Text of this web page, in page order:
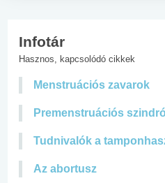
Infotár
Hasznos, kapcsolódó cikkek
Menstruációs zavarok
Premenstruációs
Tudnivalók a
Az abortusz